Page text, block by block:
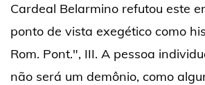
Cardeal Belarmino refutou este
ponto de vista exegético como
Rom. Pont.", III. A pessoa
não será um demônio, como